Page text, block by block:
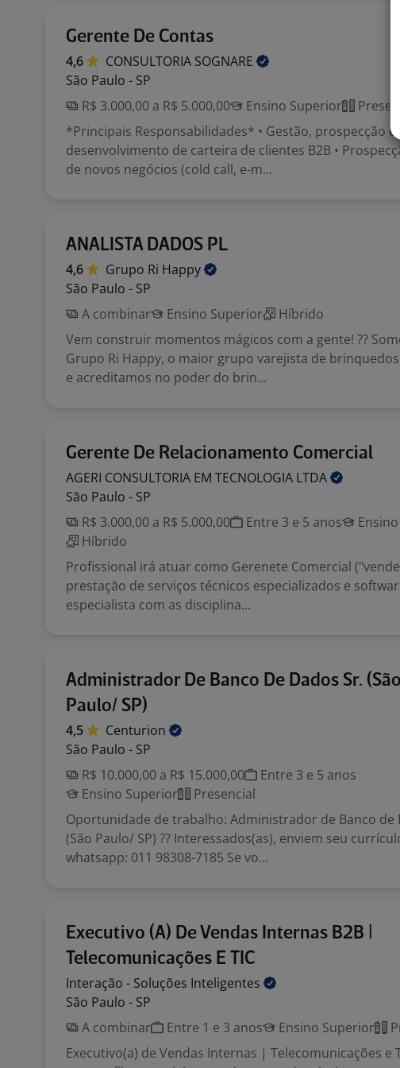
Gerente De Contas
4,6 CONSULTORIA SOGNARE
São Paulo - SP
R$ 3.000,00 a R$ 5.000,00
Ensino Superior
*Principais Responsabilidades* • Gestão, prospecção e
desenvolvimento de carteira de clientes B2B •
de novos negócios (cold call, e-m...
ANALISTA DADOS PL
4,6 Grupo Ri Happy
São Paulo - SP
A combinar
Ensino Superior
Híbrido
Vem construir momentos mágicos com a gente! ??
Grupo Ri Happy, o maior grupo varejista de
e acreditamos no poder do brin...
Gerente De Relacionamento Comercial
AGERI CONSULTORIA EM TECNOLOGIA LTDA
São Paulo - SP
R$ 3.000,00 a R$ 5.000,00
Entre 3 e 5 anos
Híbrido
Profissional irá atuar como Gerenete Comercial
prestação de serviços técnicos especializados e
especialista com as disciplina...
Administrador De Banco De Dados Sr. (São
Paulo/ SP)
4,5
Centurion
São Paulo - SP
R$ 10.000,00 a R$ 15.000,00
Entre 3 e 5 anos
Ensino Superior
Presencial
Oportunidade de trabalho: Administrador de Banco de
(São Paulo/ SP) ?? Interessados(as), enviem seu
whatsapp: 011 98308-7185 Se vo...
Executivo (A) De Vendas Internas B2B |
Telecomunicações E TIC
Interação - Soluções Inteligentes
São Paulo - SP
A combinar
Entre 1 e 3 anos Ensino Superior
Executivo(a) de Vendas Internas | Telecomunicações e